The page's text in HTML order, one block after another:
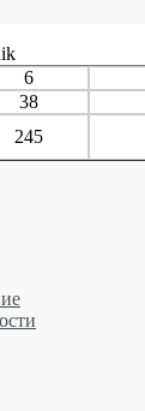
6
38
245